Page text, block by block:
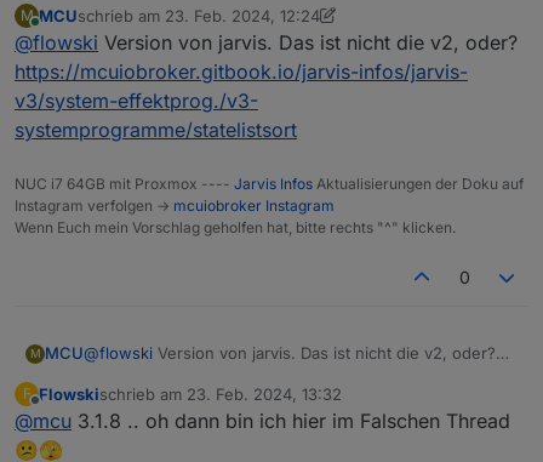
habe die Visualisierung untereinander angeordnet
, gefällt mir so besser. Gibt es die Möglichkeit die
Einträge nach Fälligkeit zu sortieren?!
Screenshot_20240222-232610.png
M
Online
MCUschrieb am 23. Feb. 2024, 12:24
zuletzt editiert von MCU
@flowski Version von jarvis. Das ist nicht die v2, oder?
https://mcuiobroker.gitbook.io/jarvis-infos/jarvis-
v3/system-effektprog./v3-
systemprogramme/statelistsort
NUC i7 64GB mit Proxmox ---- Jarvis Infos Aktualisierungen der Doku auf
Instagram verfolgen -> mcuiobroker Instagram
Wenn Euch mein Vorschlag geholfen hat, bitte rechts "^" klicken.
0
M MCU@flowski Version von jarvis. Das ist nicht die v2, oder?
v3/system-effektprog./v3-systemprogramme/statelistsort
F
Offline
Flowskischrieb am 23. Feb. 2024, 13:32
zuletzt editiert von
@mcu 3.1.8 .. oh dann bin ich hier im Falschen Thread
😕🫣